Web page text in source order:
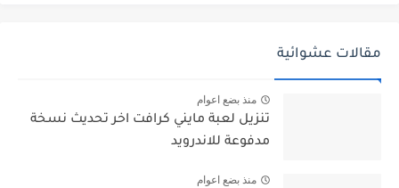
مقالات عشوائية
منذ بضع اعوام
تنزيل لعبة مايني كرافت اخر تحديث نسخة
مدفوعة للاندرويد
منذ بضع اعوام